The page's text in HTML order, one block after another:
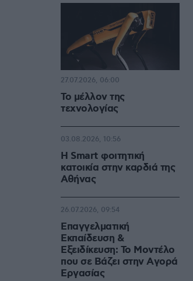
Το μέλλον της
τεχνολογίας
27.07.2026, 06:00
Η Smart φοιτητική
κατοικία στην καρδιά της
Αθήνας
03.08.2026, 10:56
Επαγγελματική
Εκπαίδευση &
Εξειδίκευση: Το Mοντέλο
που σε Bάζει στην Aγορά
Eργασίας
26.07.2026, 09:54